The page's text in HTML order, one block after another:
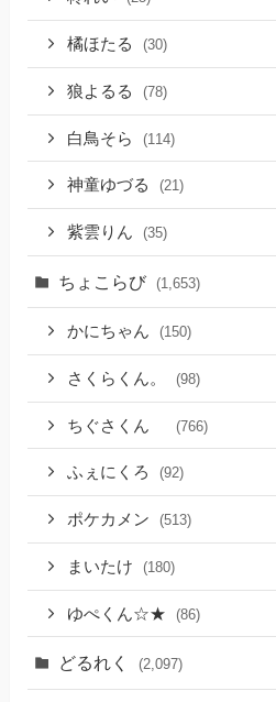
橘ほたる (30)
狼よるる (78)
白鳥そら (114)
神童ゆづる (21)
紫雲りん (35)
ちょこらび (1,653)
かにちゃん (150)
さくらくん。 (98)
ちぐさくん (766)
ふぇにくろ (92)
ポケカメン (513)
まいたけ (180)
ゆぺくん☆★ (86)
どるれく (2,097)